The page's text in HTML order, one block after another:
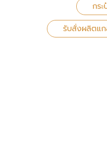
กร
รับสั่งผลิตแ